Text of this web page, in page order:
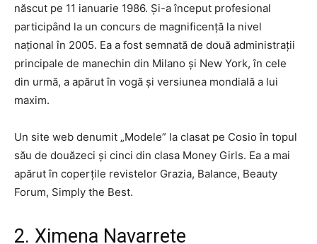
născut pe 11 ianuarie 1986. Și-a început profesional
participând la un concurs de magnificență la nivel
național în 2005. Ea a fost semnată de două administrații
principale de manechin din Milano și New York, în cele
din urmă, a apărut în vogă și versiunea mondială a lui
maxim.
Un site web denumit „Modele” la clasat pe Cosio în topul
său de douăzeci și cinci din clasa Money Girls. Ea a mai
apărut în coperțile revistelor Grazia, Balance, Beauty
Forum, Simply the Best.
2. Ximena Navarrete